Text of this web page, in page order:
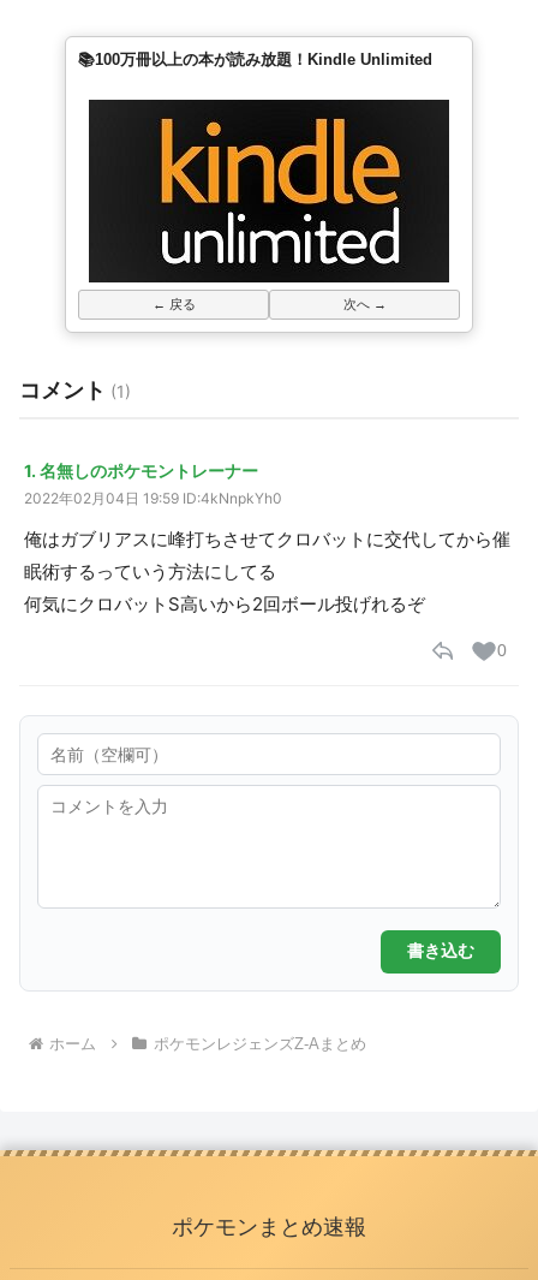
📚100万冊以上の本が読み放題！Kindle Unlimited
← 戻る 次へ →
コメント (1)
1. 名無しのポケモントレーナー
2022年02月04日 19:59 ID:4kNnpkYh0
俺はガブリアスに峰打ちさせてクロバットに交代してから催
眠術するっていう方法にしてる
何気にクロバットS高いから2回ボール投げれるぞ
0
書き込む
ホーム ポケモンレジェンズZ-Aまとめ
ポケモンまとめ速報